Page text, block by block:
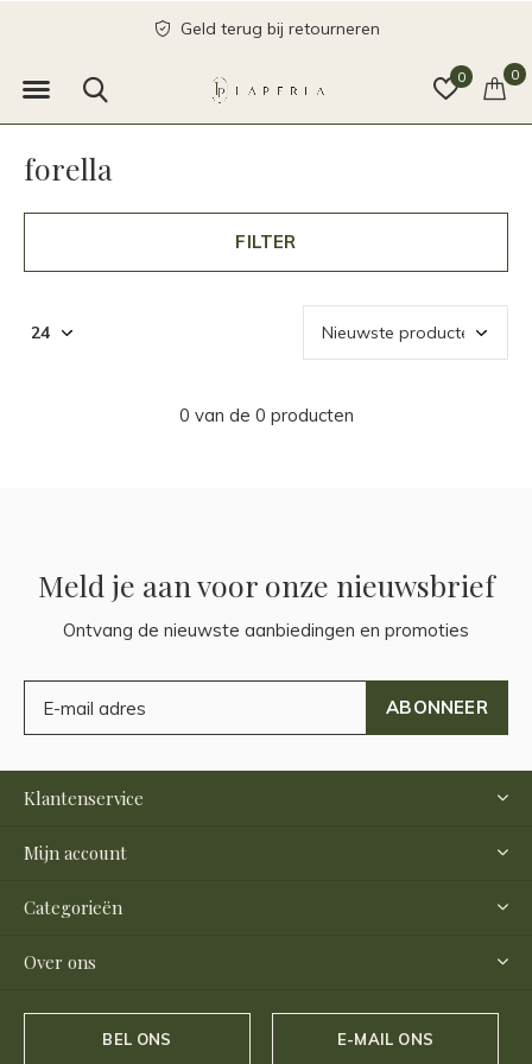
0 0
Geld terug bij retourneren
forella
FILTER
0 van de 0 producten
Meld je aan voor onze nieuwsbrief
Ontvang de nieuwste aanbiedingen en promoties
ABONNEER
Klantenservice
Mijn account
Categorieën
Over ons
BEL ONS E-MAIL ONS